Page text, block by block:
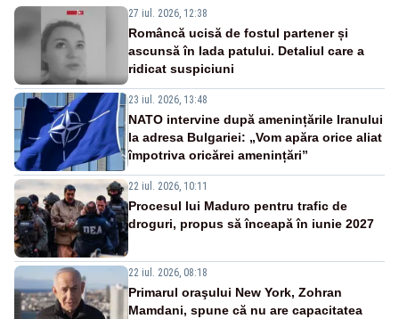
27 iul. 2026, 12:38
Româncă ucisă de fostul partener și
ascunsă în lada patului. Detaliul care a
ridicat suspiciuni
23 iul. 2026, 13:48
NATO intervine după amenințările Iranului
la adresa Bulgariei: „Vom apăra orice aliat
împotriva oricărei amenințări”
22 iul. 2026, 10:11
Procesul lui Maduro pentru trafic de
droguri, propus să înceapă în iunie 2027
22 iul. 2026, 08:18
Primarul oraşului New York, Zohran
Mamdani, spune că nu are capacitatea